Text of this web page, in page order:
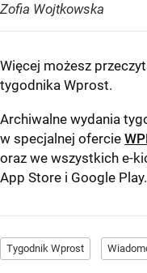
Zofia Wojtkowska
Więcej możesz
tygodnika Wprost.
Archiwalne wydania
w specjalnej ofercie
oraz we wszystkich e-
App Store i Google Play.
Tygodnik Wprost